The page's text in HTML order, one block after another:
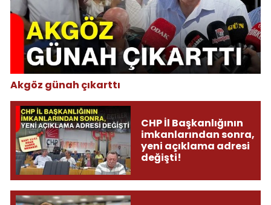
Akgöz günah çıkarttı
CHP İl Başkanlığının
imkanlarından sonra,
yeni açıklama adresi
değişti!